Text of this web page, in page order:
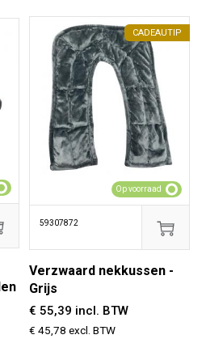
CADEAUTIP
59307872
Op voorraad
Verzwaard nekkussen -
Grijs
€ 55,39 incl. BTW
€ 45,78 excl. BTW